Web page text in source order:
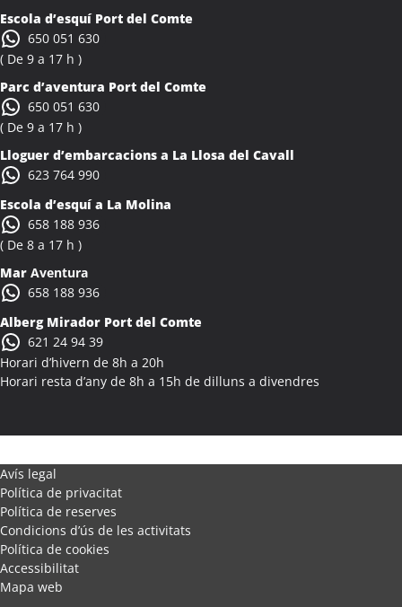
Colònies Escolars Albocàsser
Activitats Teambuilding Empreses Albons
Colònies Escolars Albons
Activitats Teambuilding Empreses Alcalà de Xivert
Colònies Escolars Alcalà de Xivert
Activitats Família Amics Alcanar
Colònies Escolars Alcanar
Activitats Família Amics Alcanó
Activitats Teambuilding Empreses Alcarràs
Activitats Família Amics Alcarràs
Colònies Escolars Alcarràs
Activitats Teambuilding Empreses Alcora
Activitats Família Amics Alcora
Colònies Escolars Alcora
Activitats Teambuilding Empreses Alcover
Activitats Família Amics Alcover
Colònies Escolars Alcover
Escola d’esquí Port del Comte
650 051 630
( De 9 a 17 h )
Parc d’aventura Port del Comte
650 051 630
( De 9 a 17 h )
Lloguer d’embarcacions a La Llosa del Cavall
623 764 990
Escola d’esquí a La Molina
658 188 936
( De 8 a 17 h )
Mar Aventura
658 188 936
Alberg Mirador Port del Comte
621 24 94 39
Horari d’hivern de 8h a 20h
Horari resta d’any de 8h a 15h de dilluns a divendres
Avís legal
Política de privacitat
Política de reserves
Condicions d’ús de les activitats
Política de cookies
Accessibilitat
Mapa web